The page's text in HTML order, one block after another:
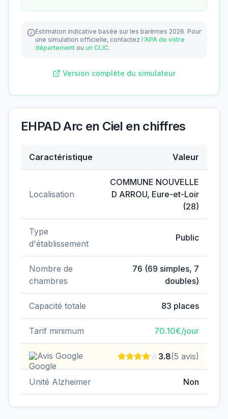
Estimation indicative basée sur les barèmes 2026. Pour
une simulation officielle, contactez l'APA de votre
département ou un CLIC.
Version complète du simulateur
EHPAD Arc en Ciel en chiffres
Caractéristique Valeur
Localisation
COMMUNE NOUVELLE
D ARROU, Eure-et-Loir
(28)
Type
d'établissement
Public
Nombre de
chambres
76 (69 simples, 7
doubles)
Capacité totale 83 places
Tarif minimum 70.10€/jour
Avis Google 3.8(5 avis)
Unité Alzheimer Non